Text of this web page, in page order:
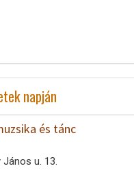
napján
és tánc
u. 13.